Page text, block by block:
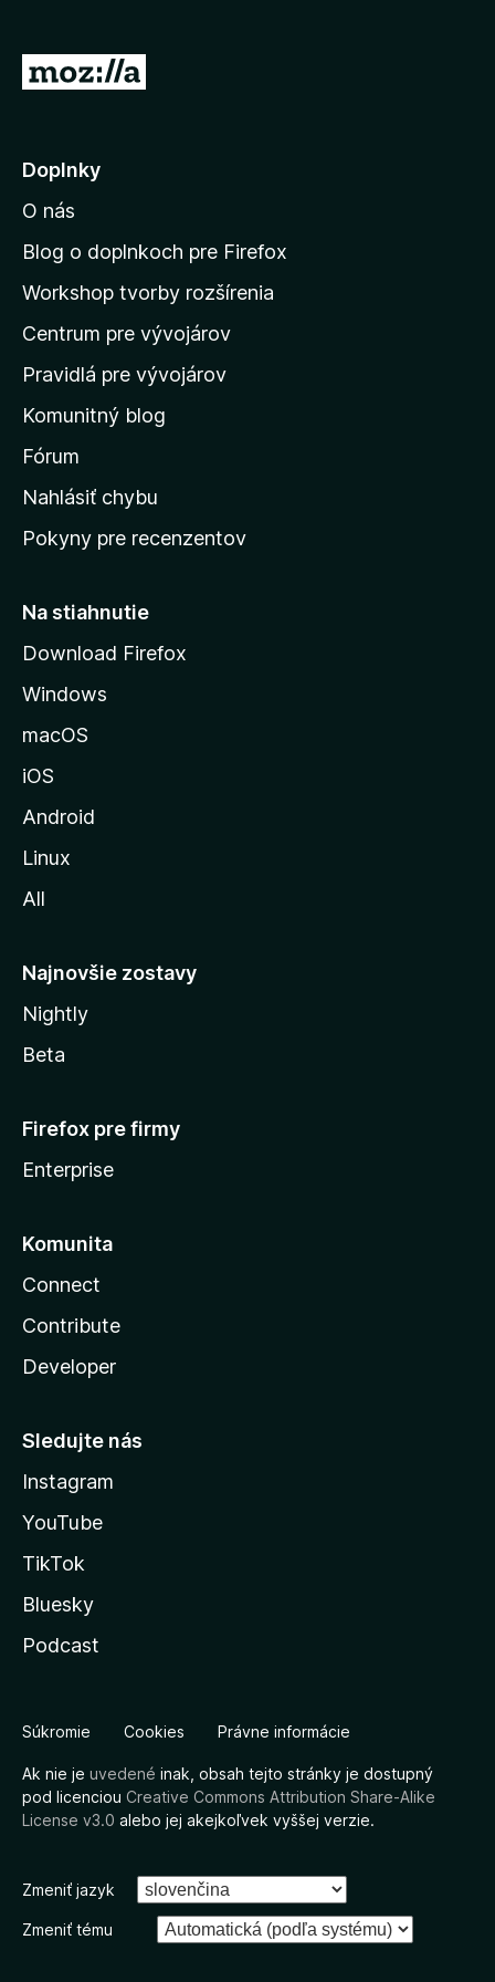
5
:
4
5
t
e
:
,
z
P
j
ť
n
d
o
m
v
s
k
s
r
n
k
o
z
l
Doplnky
O nás
Blog o doplnkoch pre Firefox
Workshop tvorby rozšírenia
Centrum pre vývojárov
Pravidlá pre vývojárov
Komunitný blog
Fórum
Nahlásiť chybu
Pokyny pre recenzentov
Na stiahnutie
Download Firefox
Windows
macOS
iOS
Android
Linux
All
Najnovšie zostavy
Nightly
Beta
Firefox pre firmy
Enterprise
Komunita
Connect
Contribute
Developer
Sledujte nás
Instagram
YouTube
TikTok
Bluesky
Podcast
Súkromie Cookies Právne informácie
Ak nie je uvedené inak, obsah tejto stránky je dostupný
pod licenciou Creative Commons Attribution Share-Alike
License v3.0 alebo jej akejkoľvek vyššej verzie.
Zmeniť jazyk
Zmeniť tému